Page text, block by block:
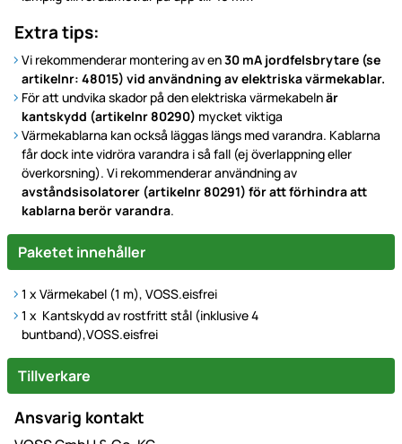
Extra tips:
Vi rekommenderar montering av en30 mA jordfelsbrytare (se
artikelnr: 48015) vid användning av elektriska värmekablar.
För att undvika skador på den elektriska värmekabelnär
kantskydd (artikelnr 80290) mycket viktiga
Värmekablarna kan också läggas längs med varandra. Kablarna
får dock inte vidröra varandra i så fall (ej överlappning eller
överkorsning). Vi rekommenderar användning av
avståndsisolatorer (artikelnr 80291) för att förhindra att
kablarna berör varandra.
Paketet innehåller
1 x Värmekabel (1 m), VOSS.eisfrei
1 x Kantskydd av rostfritt stål (inklusive 4
buntband),VOSS.eisfrei
Tillverkare
Ansvarig kontakt